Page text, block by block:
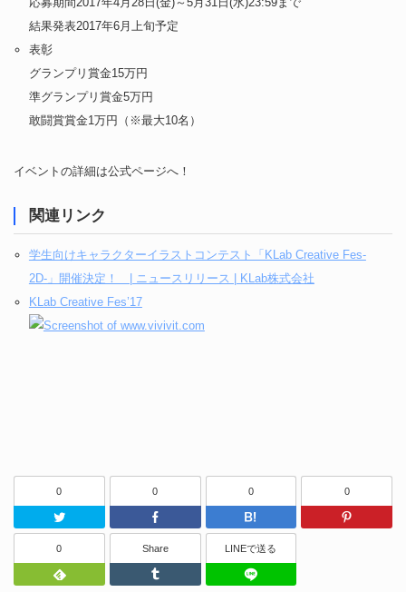
結果発表2017年6月上旬予定
表彰
グランプリ賞金15万円
準グランプリ賞金5万円
敢闘賞賞金1万円（※最大10名）
イベントの詳細は公式ページへ！
関連リンク
学生向けキャラクターイラストコンテスト「KLab Creative Fes-
2D-」開催決定！ | ニュースリリース | KLab株式会社
KLab Creative Fes’17
0
Twitter
0
Facebook
0
はてなブッ
0
0
Feedly
Share
Tumblr
LINEで送る